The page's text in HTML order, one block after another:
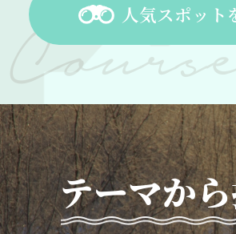
人気スポット
テーマか